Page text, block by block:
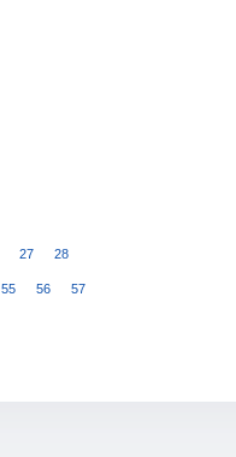
27 28
55 56 57